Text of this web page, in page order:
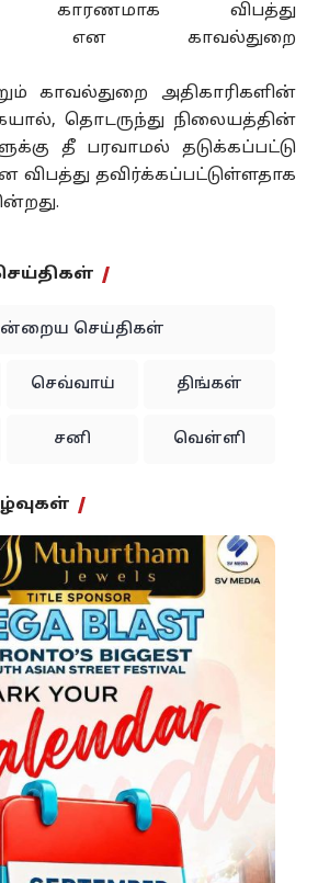
காரணமாக விபத்து
என காவல்துறை
காவல்துறை அதிகாரிகளின்
தொடருந்து நிலையத்தின்
தீ பரவாமல் தடுக்கப்பட்டு
விபத்து தவிர்க்கப்பட்டுள்ளதாக
செய்திகள்
செவ்வாய் திங்கள்
சனி வெள்ளி